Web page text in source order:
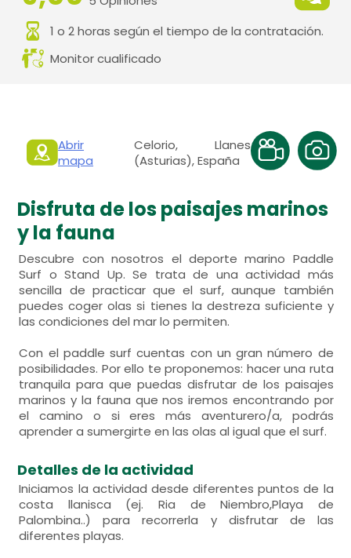
1 o 2 horas según el tiempo de la contratación.
Monitor cualificado
Abrir
mapa
Celorio, Llanes
(Asturias), España
Disfruta de los paisajes marinos
y la fauna
Descubre con nosotros el deporte marino Paddle
Surf o Stand Up. Se trata de una actividad más
sencilla de practicar que el surf, aunque también
puedes coger olas si tienes la destreza suficiente y
las condiciones del mar lo permiten.
Con el paddle surf cuentas con un gran número de
posibilidades. Por ello te proponemos: hacer una ruta
tranquila para que puedas disfrutar de los paisajes
marinos y la fauna que nos iremos encontrando por
el camino o si eres más aventurero/a, podrás
aprender a sumergirte en las olas al igual que el surf.
Detalles de la actividad
Iniciamos la actividad desde diferentes puntos de la
costa llanisca (ej. Ria de Niembro,Playa de
Palombina..) para recorrerla y disfrutar de las
diferentes playas.